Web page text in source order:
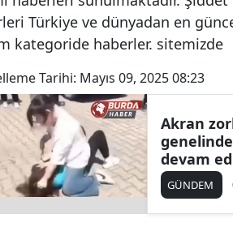
Türkiye ve dünyadan en
kategoride haberler. sitemizde
Tarihi: Mayıs 09, 2025 08:23
Akran
devam
adres
GÜNDEM